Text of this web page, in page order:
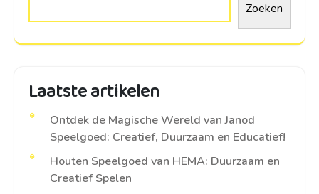
Zoeken
Laatste artikelen
Ontdek de Magische Wereld van Janod
Speelgoed: Creatief, Duurzaam en Educatief!
Houten Speelgoed van HEMA: Duurzaam en
Creatief Spelen